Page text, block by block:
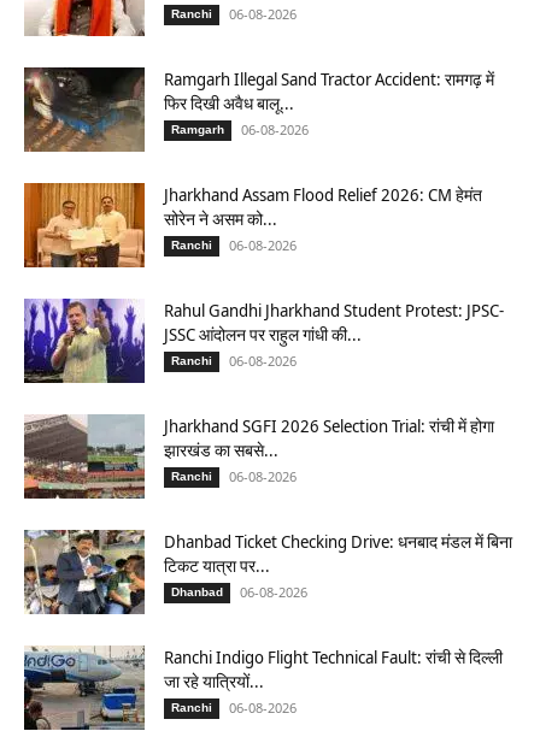
Ranchi 06-08-2026
Ramgarh Illegal Sand Tractor Accident: रामगढ़ में
फिर दिखी अवैध बालू...
Ramgarh 06-08-2026
Jharkhand Assam Flood Relief 2026: CM हेमंत
सोरेन ने असम को...
Ranchi 06-08-2026
Rahul Gandhi Jharkhand Student Protest: JPSC-
JSSC आंदोलन पर राहुल गांधी की...
Ranchi 06-08-2026
Jharkhand SGFI 2026 Selection Trial: रांची में होगा
झारखंड का सबसे...
Ranchi 06-08-2026
Dhanbad Ticket Checking Drive: धनबाद मंडल में बिना
टिकट यात्रा पर...
Dhanbad 06-08-2026
Ranchi Indigo Flight Technical Fault: रांची से दिल्ली
जा रहे यात्रियों...
Ranchi 06-08-2026